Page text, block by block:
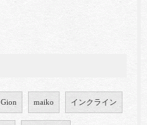
Gion maiko インクライン